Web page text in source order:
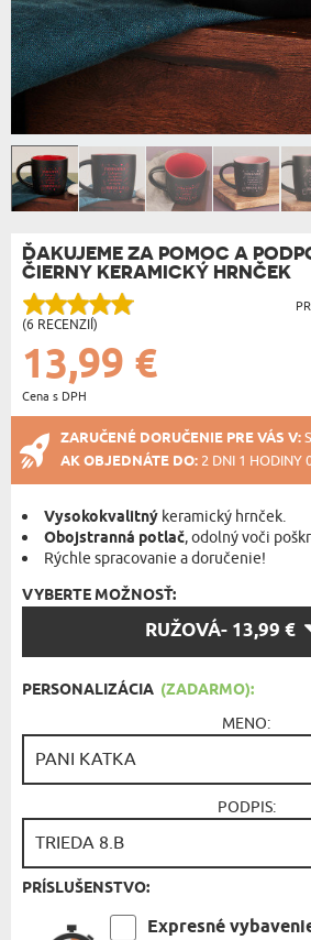
ĎAKUJEME ZA POMOC A
ČIERNY KERAMICKÝ HRNČEK
(6 RECENZIÍ)
13,99 €
Cena s DPH
ZARUČENÉ DORUČENIE PRE VÁS V:
AK OBJEDNÁTE DO: 2 DNI 1 HODINY
Vysokokvalitný keramický hrnček.
Obojstranná potlač, odolný voči
Rýchle spracovanie a doručenie!
VYBERTE MOŽNOSŤ:
RUŽOVÁ- 13,99 €
PERSONALIZÁCIA (ZADARMO):
MENO:
PODPIS:
PRÍSLUŠENSTVO:
Expresné